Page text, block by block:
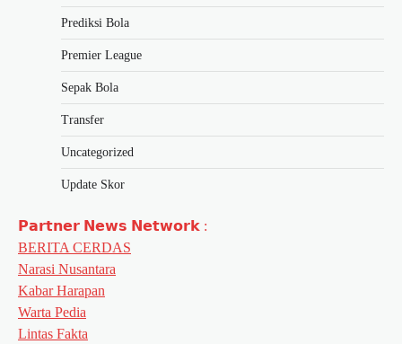
Prediksi Bola
Premier League
Sepak Bola
Transfer
Uncategorized
Update Skor
𝗣𝗮𝗿𝘁𝗻𝗲𝗿 𝗡𝗲𝘄𝘀 𝗡𝗲𝘁𝘄𝗼𝗿𝗸 :
BERITA CERDAS
Narasi Nusantara
Kabar Harapan
Warta Pedia
Lintas Fakta